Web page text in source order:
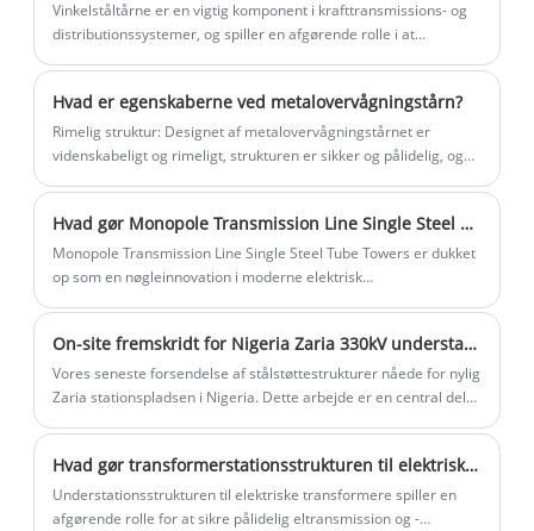
områder end andre muligheder såsom
Vinkelståltårne ​​er en vigtig komponent i krafttransmissions- og
distributionssystemer, og spiller en afgørende rolle i at
Hvad er egenskaberne ved metalovervågningstårn?
Rimelig struktur: Designet af metalovervågningstårnet er
videnskabeligt og rimeligt, strukturen er sikker og pålidelig, og
Hvad gør Monopole Transmission Line Single Steel Tube Tower til et overlegent valg til moderne infrastruktur
Monopole Transmission Line Single Steel Tube Towers er dukket
op som en nøgleinnovation i moderne elektrisk
foretrukket valg for energiudbydere globalt.
On-site fremskridt for Nigeria Zaria 330kV understationsprojektet
Vores seneste forsendelse af stålstøttestrukturer nåede for nylig
Zaria stationspladsen i Nigeria. Dette arbejde er en central del
Hvad gør transformerstationsstrukturen til elektrisk transformator essentiel for moderne kraftsystemer
Understationsstrukturen til elektriske transformere spiller en
afgørende rolle for at sikre pålidelig eltransmission og -